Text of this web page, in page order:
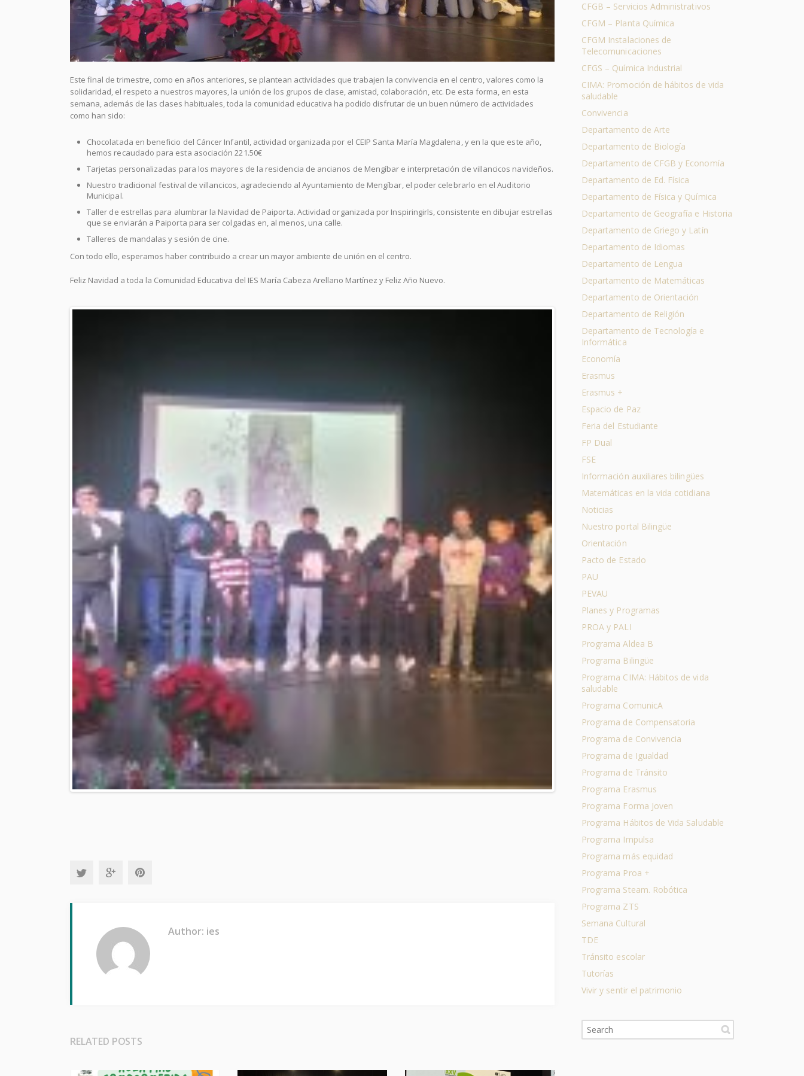
Este final de trimestre, como en años anteriores, se plantean actividades que trabajen la convivencia en el centro, valores como la
solidaridad, el respeto a nuestros mayores, la unión de los grupos de clase, amistad, colaboración, etc. De esta forma, en esta
semana, además de las clases habituales, toda la comunidad educativa ha podido disfrutar de un buen número de actividades
como han sido:
Chocolatada en beneficio del Cáncer Infantil, actividad organizada por el CEIP Santa María Magdalena, y en la que este año,
hemos recaudado para esta asociación 221.50€
Tarjetas personalizadas para los mayores de la residencia de ancianos de Mengíbar e interpretación de villancicos navideños.
Nuestro tradicional festival de villancicos, agradeciendo al Ayuntamiento de Mengíbar, el poder celebrarlo en el Auditorio
Municipal.
Taller de estrellas para alumbrar la Navidad de Paiporta. Actividad organizada por Inspiringirls, consistente en dibujar estrellas
que se enviarán a Paiporta para ser colgadas en, al menos, una calle.
Talleres de mandalas y sesión de cine.
Con todo ello, esperamos haber contribuido a crear un mayor ambiente de unión en el centro.
Feliz Navidad a toda la Comunidad Educativa del IES María Cabeza Arellano Martínez y Feliz Año Nuevo.
Author: ies
RELATED POSTS
CFGB – Servicios Administrativos
CFGM – Planta Química
CFGM Instalaciones de
Telecomunicaciones
CFGS – Química Industrial
CIMA: Promoción de hábitos de vida
saludable
Convivencia
Departamento de Arte
Departamento de Biología
Departamento de CFGB y Economía
Departamento de Ed. Física
Departamento de Física y Química
Departamento de Geografía e Historia
Departamento de Griego y Latín
Departamento de Idiomas
Departamento de Lengua
Departamento de Matemáticas
Departamento de Orientación
Departamento de Religión
Departamento de Tecnología e
Informática
Economía
Erasmus
Erasmus +
Espacio de Paz
Feria del Estudiante
FP Dual
FSE
Información auxiliares bilingües
Matemáticas en la vida cotidiana
Noticias
Nuestro portal Bilingüe
Orientación
Pacto de Estado
PAU
PEVAU
Planes y Programas
PROA y PALI
Programa Aldea B
Programa Bilingüe
Programa CIMA: Hábitos de vida
saludable
Programa ComunicA
Programa de Compensatoria
Programa de Convivencia
Programa de Igualdad
Programa de Tránsito
Programa Erasmus
Programa Forma Joven
Programa Hábitos de Vida Saludable
Programa Impulsa
Programa más equidad
Programa Proa +
Programa Steam. Robótica
Programa ZTS
Semana Cultural
TDE
Tránsito escolar
Tutorías
Vivir y sentir el patrimonio